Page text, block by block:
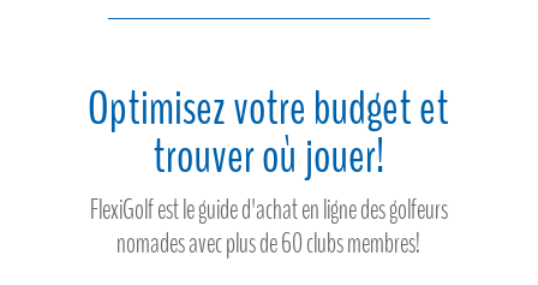
Optimisez votre budget et
trouver où jouer!
FlexiGolf est le guide d'achat en ligne des golfeurs
nomades avec plus de 60 clubs membres!